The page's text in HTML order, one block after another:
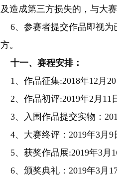
及造成第三方损失的，与大
6、参赛者提交作品即视为
方。
十一、赛程安排：
1、作品征集:2018年12月
2、作品初评:2019年2月11
3、入围作品提交实物：
4、大赛终评：2019年3月9
5、获奖作品展:2019年3月
6、颁奖典礼：2019年3月17